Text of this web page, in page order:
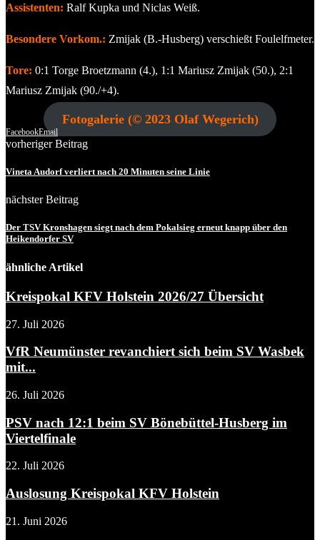
Assistenten: Ralf Kupka und Niclas Weiß.
Besondere Vorkom.: Zmijak (B.-Husberg) verschießt Foulelfmeter.
Tore: 0:1 Torge Broetzmann (4.), 1:1 Mariusz Zmijak (50.), 2:1
Mariusz Zmijak (90./+4).
Fotogalerie (© 2023 Olaf Wegerich)
FacebookEmail
vorheriger Beitrag
Vineta Audorf verliert nach 20 Minuten seine Linie
nächster Beitrag
Der TSV Kronshagen siegt nach dem Pokalsieg erneut knapp über den
Heikendorfer SV
ähnliche Artikel
Kreispokal KFV Holstein 2026/27 Übersicht
27. Juli 2026
VfR Neumünster revanchiert sich beim SV Wasbek
mit...
26. Juli 2026
PSV nach 12:1 beim SV Bönebüttel-Husberg im
Viertelfinale
22. Juli 2026
Auslosung Kreispokal KFV Holstein
21. Juni 2026